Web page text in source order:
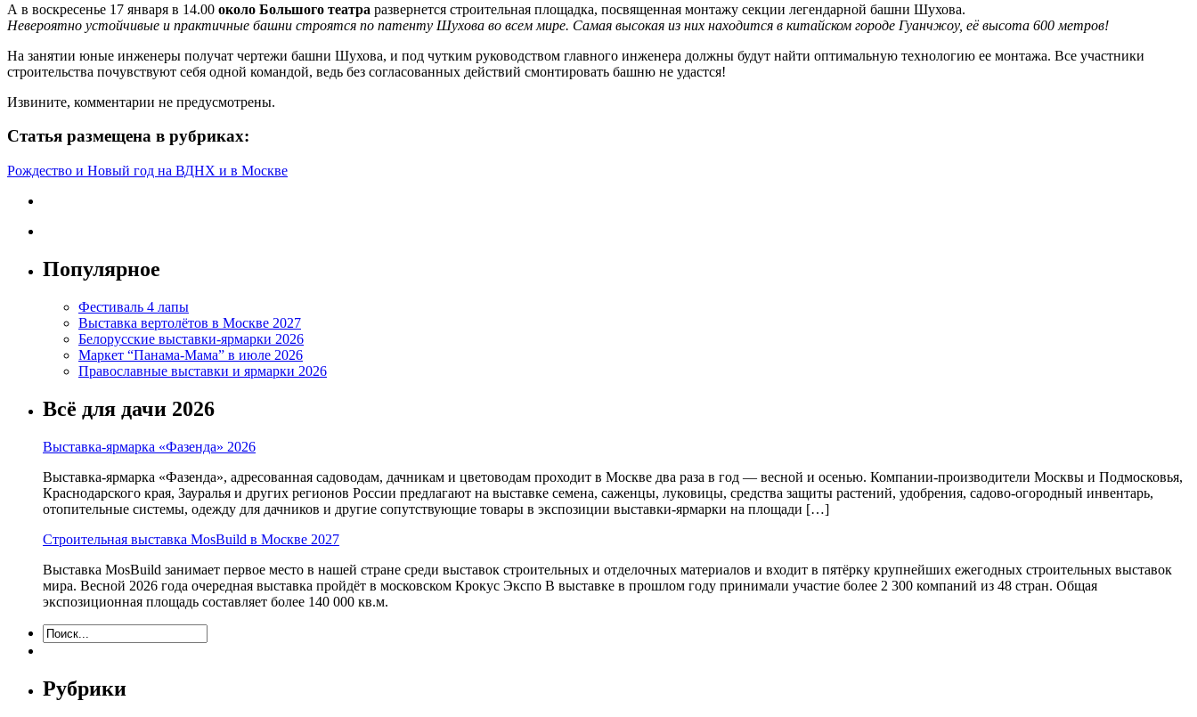
А в воскресенье 17 января в 14.00 около Большого театра развернется строительная площадка, посвященная монтажу секции легендарной башни Шухова.
Невероятно устойчивые и практичные башни строятся по патенту Шухова во всем мире. Самая высокая из них находится в китайском городе Гуанчжоу, её высота 600 метров!
На занятии юные инженеры получат чертежи башни Шухова, и под чутким руководством главного инженера должны будут найти оптимальную технологию ее монтажа. Все участники
строительства почувствуют себя одной командой, ведь без согласованных действий смонтировать башню не удастся!
Извините, комментарии не предусмотрены.
Статья размещена в рубриках:
Рождество и Новый год на ВДНХ и в Москве
Популярное
Фестиваль 4 лапы
Выставка вертолётов в Москве 2027
Белорусские выставки-ярмарки 2026
Маркет “Панама-Мама” в июле 2026
Православные выставки и ярмарки 2026
Всё для дачи 2026
Выставка-ярмарка «Фазенда» 2026
Выставка-ярмарка «Фазенда», адресованная садоводам, дачникам и цветоводам проходит в Москве два раза в год — весной и осенью. Компании-производители Москвы и Подмосковья,
Краснодарского края, Зауралья и других регионов России предлагают на выставке семена, саженцы, луковицы, средства защиты растений, удобрения, садово-огородный инвентарь,
отопительные системы, одежду для дачников и другие сопутствующие товары в экспозиции выставки-ярмарки на площади […]
Строительная выставка MosBuild в Москве 2027
Выставка MosBuild занимает первое место в нашей стране среди выставок строительных и отделочных материалов и входит в пятёрку крупнейших ежегодных строительных выставок
мира. Весной 2026 года очередная выставка пройдёт в московском Крокус Экспо В выставке в прошлом году принимали участие более 2 300 компаний из 48 стран. Общая
экспозиционная площадь составляет более 140 000 кв.м.
Рубрики